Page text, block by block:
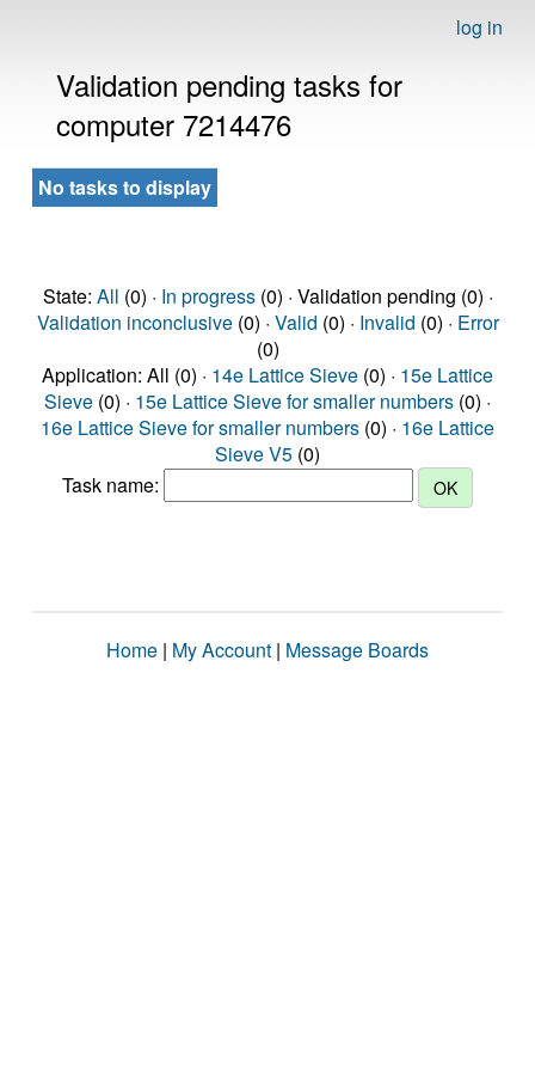
log in
Validation pending tasks for
computer 7214476
No tasks to display
State: All (0) · In progress(0) · Validation pending (0) ·
Validation inconclusive(0) · Valid (0) · Invalid (0) · Error
(0)
Application: All (0) · 14e Lattice Sieve (0) · 15e Lattice
Sieve (0) · 15e Lattice Sieve for smaller numbers (0) ·
16e Lattice Sieve for smaller numbers (0) · 16e Lattice
Sieve V5 (0)
Task name:
Home | My Account | Message Boards